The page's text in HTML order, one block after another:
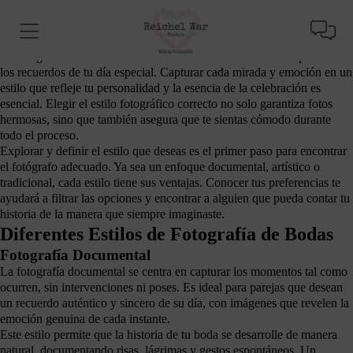
Adecuado
La fotografía de bodas es una de las formas más valiosas de preservar
los recuerdos de tu día especial. Capturar cada mirada y emoción en un
estilo que refleje tu personalidad y la esencia de la celebración es
esencial. Elegir el estilo fotográfico correcto no solo garantiza fotos
hermosas, sino que también asegura que te sientas cómodo durante
todo el proceso.
Explorar y definir el estilo que deseas es el primer paso para encontrar
el fotógrafo adecuado. Ya sea un enfoque documental, artístico o
tradicional, cada estilo tiene sus ventajas. Conocer tus preferencias te
ayudará a filtrar las opciones y encontrar a alguien que pueda contar tu
historia de la manera que siempre imaginaste.
Diferentes Estilos de Fotografía de Bodas
Fotografía Documental
La fotografía documental se centra en capturar los momentos tal como
ocurren, sin intervenciones ni poses. Es ideal para parejas que desean
un recuerdo auténtico y sincero de su día, con imágenes que revelen la
emoción genuina de cada instante.
Este estilo permite que la historia de tu boda se desarrolle de manera
natural, documentando risas, lágrimas y gestos espontáneos. Un